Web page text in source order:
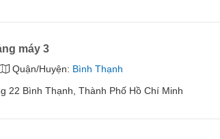
máy 3
Quận/Huyện: Bình Thạnh
22 Bình Thạnh, Thành Phố Hồ Chí Minh